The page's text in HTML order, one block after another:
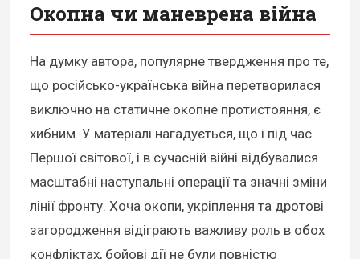
Окопна чи маневрена війна
На думку автора, популярне твердження про те,
що російсько-українська війна перетворилася
виключно на статичне окопне протистояння, є
хибним. У матеріалі нагадується, що і під час
Першої світової, і в сучасній війні відбувалися
масштабні наступальні операції та значні зміни
лінії фронту. Хоча окопи, укріплення та дротові
загородження відіграють важливу роль в обох
конфліктах, бойові дії не були повністю